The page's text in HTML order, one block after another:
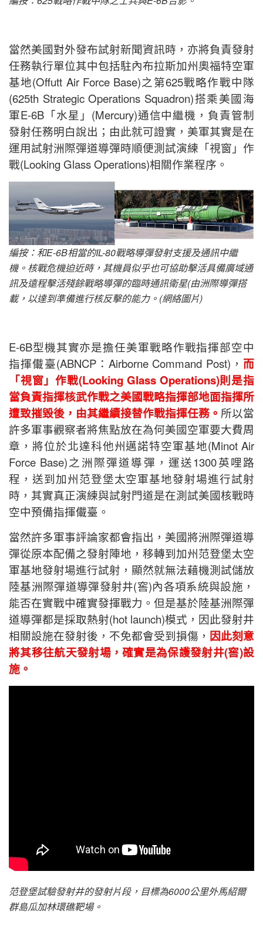
當然美國對外發布試射新聞資訊時，亦將負責發射
任務執行單位其中包括駐內布拉斯加州奧福特空軍
基地(Offutt Air Force Base)之第625戰略作戰中隊
(625th Strategic Operations Squadron)搭乘美國海
軍E-6B「水星」(Mercury)通信中繼機，負責管制
發射任務明白說出；由此就可證實，美軍其實是在
運用試射洲際彈道導彈時順便測試演練「視窗」作
戰(Looking Glass Operations)相關作業程序。
編按：和E-6B相當的IL-80戰略導彈發射支援及通訊中繼
機。核戰危機迫近時，其機員似乎也可協助擊活具備廣域通
訊及遠程擊活殘餘戰略導彈的臨時通訊衛星(由洲際導彈搭
載，以達到準備進行核反擊的能力。(網絡圖片)
E-6B型機其實亦是擔任美軍戰略作戰指揮部空中
指揮儎臺(ABNCP：Airborne Command Post)， 而
「視窗」作戰(Looking Glass Operations)則是指
當負責指揮核武作戰之美國戰略指揮部地面指揮所
遭致摧毀後，由其繼續接替作戰指揮任務。 所以當
許多軍事觀察者將焦點放在為何美國空軍要大費周
章，將位於北達科他州邁諾特空軍基地(Minot Air
Force Base)之洲際彈道導彈，運送1300英哩路
程，送到加州范登堡太空軍基地發射場進行試射
時，其實真正演練與試射門道是在測試美國核戰時
空中預備指揮儎臺。
當然許多軍事評論家都會指出，美國將洲際彈道導
彈從原本配備之發射陣地，移轉到加州范登堡太空
軍基地發射場進行試射，顯然就無法藉機測試儲放
陸基洲際彈道導彈發射井(窖)內各項系統與設施，
能否在實戰中確實發揮戰力。但是基於陸基洲際彈
道導彈都是採取熱射(hot launch)模式，因此發射井
相關設施在發射後，不免都會受到損傷， 因此刻意
將其移往航天發射場，確實是為保護發射井(窖)設
施。
范登堡試驗發射井的發射片段，目標為6000公里外馬紹爾
群島瓜加林環礁靶場。